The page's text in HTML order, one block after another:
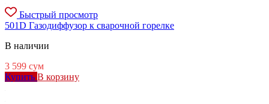
Быстрый просмотр
501D Газодиффузор к сварочной горелке
В наличии
3 599 сум
Купить В корзину